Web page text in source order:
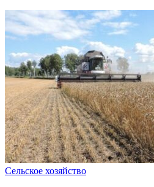
Сельское хозяйство